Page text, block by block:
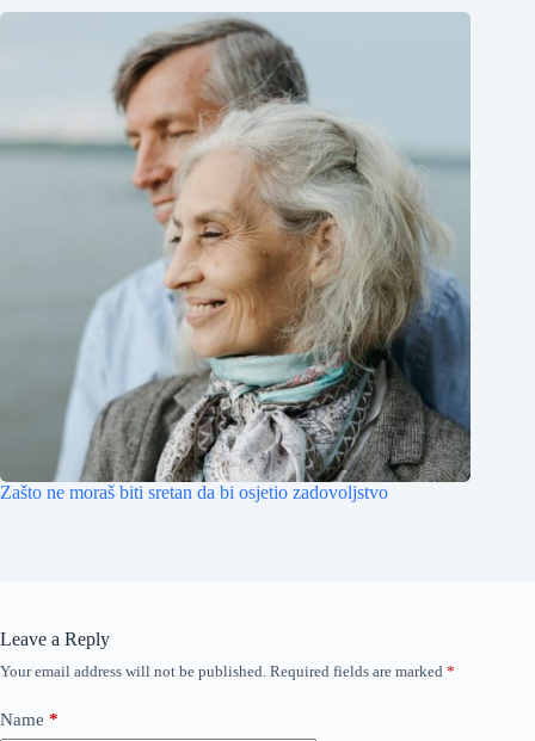
Zašto ne moraš biti sretan da bi osjetio zadovoljstvo
Leave a Reply
Your email address will not be published. Required fields are marked *
Name *